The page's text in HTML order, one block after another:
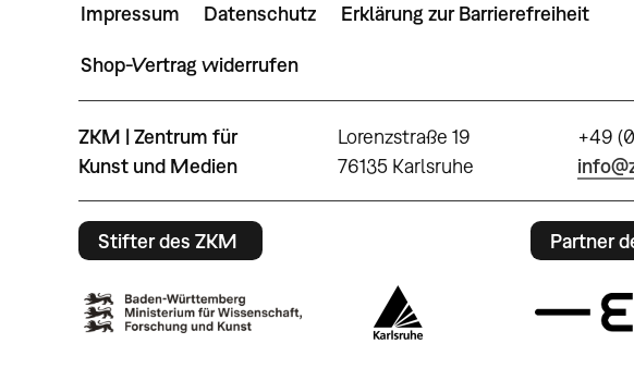
Impressum Datenschutz Erklärung zur Barrierefreiheit
Shop-Vertrag widerrufen
ZKM | Zentrum für
Kunst und Medien
Lorenzstraße 19
76135 Karlsruhe
+49
Stifter des ZKM Partner